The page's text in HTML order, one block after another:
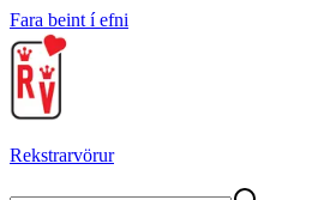
Fara beint í efni
Rekstrarvörur